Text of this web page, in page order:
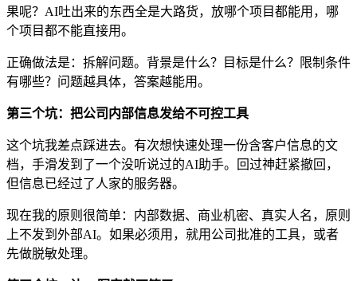
果呢？AI吐出来的东西全是大路货，放哪个项目都能用，哪
个项目都不能直接用。
正确做法是：拆解问题。背景是什么？目标是什么？限制条件
有哪些？问题越具体，答案越能用。
第三个坑：把公司内部信息发给不可控工具
这个坑我差点踩进去。有次想快速处理一份含客户信息的文
档，手滑发到了一个没听说过的AI助手。回过神赶紧撤回，
但信息已经过了人家的服务器。
现在我的原则很简单：内部数据、商业机密、真实人名，原则
上不发到外部AI。如果必须用，就用公司批准的工具，或者
先做脱敏处理。